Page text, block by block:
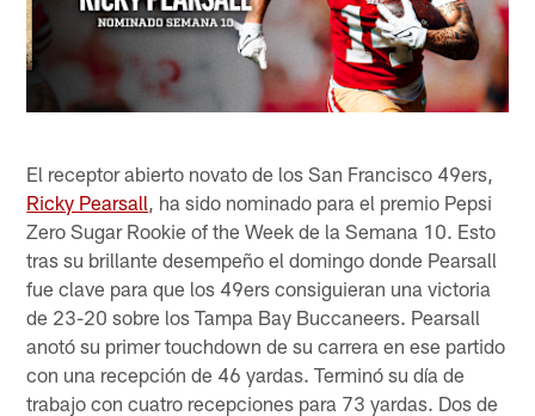
El receptor abierto novato de los San Francisco 49ers,
Ricky Pearsall , ha sido nominado para el premio Pepsi
Zero Sugar Rookie of the Week de la Semana 10. Esto
tras su brillante desempeño el domingo donde Pearsall
fue clave para que los 49ers consiguieran una victoria
de 23-20 sobre los Tampa Bay Buccaneers. Pearsall
anotó su primer touchdown de su carrera en ese partido
con una recepción de 46 yardas. Terminó su día de
trabajo con cuatro recepciones para 73 yardas. Dos de